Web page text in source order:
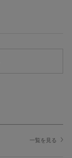
一覧を見る